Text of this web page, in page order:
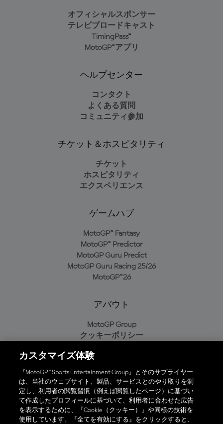
オフィシャルスポンサー
テレビブロードキャスト
TimingPass™
MotoGP™アプリ
ヘルプセンター
コンタクト
よくある質問
コミュニティ参加
チケット＆ホスピタリティ
チケット
ホスピタリティ
エクスペリエンス
ゲームハブ
MotoGP™ Fantasy
MotoGP™ Predictor
MotoGP Guru Predict
MotoGP Guru Racing 25/26
MotoGP™26
アバウト
MotoGP Group
クッキーポリシー
プライバシーポリシー
購入ポリシー
オフィシャルアプリ
カスタマイズ体験
『MotoGP™ Sports Entertainment Group』とそのサプライヤー
は、当社のウェブサイト、製品、サービスとのやり取りを測
定し、利用者の閲覧習慣（例えば閲覧したページ）に基づい
て作成したプロフィールに基づいて、利用者に合わせた広告
を表示するために、『Cookie（クッキー）』や同様の技術を
使用しています。『全てを有効にする』をクリックすると、